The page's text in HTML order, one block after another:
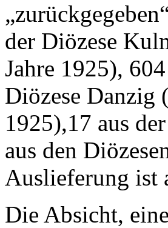
der Diözese
Jahre 1925),
Diözese Danzig
1925),17 aus
aus den
Auslieferung ist
Die Absicht,